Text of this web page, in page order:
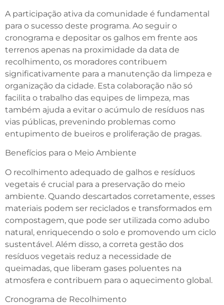
A participação ativa da comunidade é fundamental
para o sucesso deste programa. Ao seguir o
cronograma e depositar os galhos em frente aos
terrenos apenas na proximidade da data de
recolhimento, os moradores contribuem
significativamente para a manutenção da limpeza e
organização da cidade. Esta colaboração não só
facilita o trabalho das equipes de limpeza, mas
também ajuda a evitar o acúmulo de resíduos nas
vias públicas, prevenindo problemas como
entupimento de bueiros e proliferação de pragas.
Benefícios para o Meio Ambiente
O recolhimento adequado de galhos e resíduos
vegetais é crucial para a preservação do meio
ambiente. Quando descartados corretamente, esses
materiais podem ser reciclados e transformados em
compostagem, que pode ser utilizada como adubo
natural, enriquecendo o solo e promovendo um ciclo
sustentável. Além disso, a correta gestão dos
resíduos vegetais reduz a necessidade de
queimadas, que liberam gases poluentes na
atmosfera e contribuem para o aquecimento global.
Cronograma de Recolhimento